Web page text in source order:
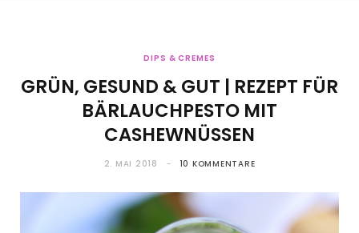
DIPS & CREMES
GRÜN, GESUND & GUT | REZEPT FÜR
BÄRLAUCHPESTO MIT
CASHEWNÜSSEN
2. MAI 2018 10 KOMMENTARE